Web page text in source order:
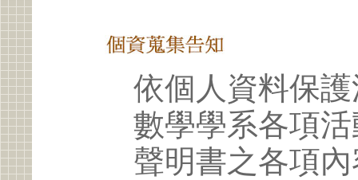
依個人資料保
數學學系各項
聲明書之各項